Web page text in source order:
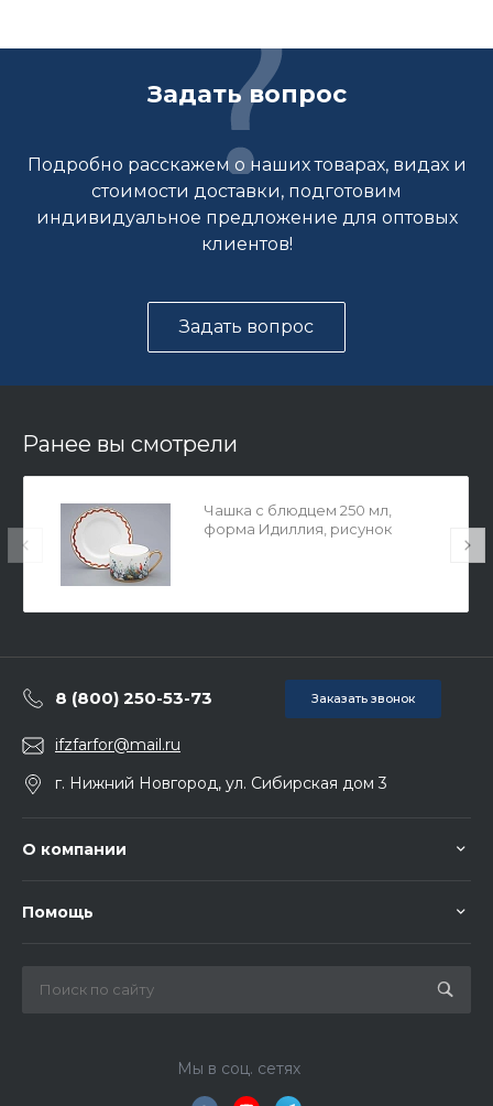
Задать вопрос
Подробно расскажем о наших товарах, видах и
стоимости доставки, подготовим
индивидуальное предложение для оптовых
клиентов!
Задать вопрос
Ранее вы смотрели
Чашка с блюдцем 250 мл,
форма Идиллия, рисунок
8 (800) 250-53-73 Заказать звонок
ifzfarfor@mail.ru
г. Нижний Новгород, ул. Сибирская дом 3
О компании
Помощь
Мы в соц. сетях